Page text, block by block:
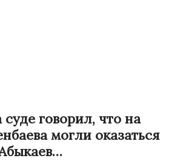
суде говорил, что на
могли оказаться